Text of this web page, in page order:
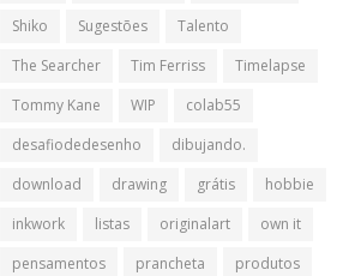
Shiko
Sugestões
Talento
The Searcher
Tim Ferriss
Timelapse
Tommy Kane
WIP
colab55
desafiodedesenho
dibujando.
download
drawing grátis
hobbie
inkwork
listas originalart
own it
pensamentos
prancheta
produtos